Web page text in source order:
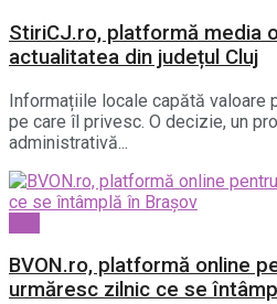
StiriCJ.ro, platformă media
actualitatea din județul Cluj
Informațiile locale capătă valoare
pe care îl privesc. O decizie, un
administrativă...
BVON.ro, platformă online
urmăresc zilnic ce se